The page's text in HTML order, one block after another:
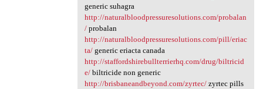
generic suhagra
http://naturalbloodpressuresolutions.com/probalan
/probalan
http://naturalbloodpressuresolutions.com/pill/eriac
ta/generic eriacta canada
http://staffordshirebullterrierhq.com/drug/biltricid
e/biltricide non generic
http://brisbaneandbeyond.com/zyrtec/zyrtec pills